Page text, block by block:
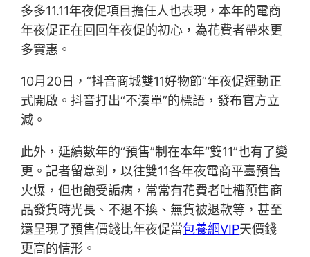
多多11.11年夜促項目擔任人也表現，本年的電商
年夜促正在回回年夜促的初心，為花費者帶來更
多實惠。
10月20日，“抖音商城雙11好物節”年夜促運動正
式開啟。抖音打出“不湊單”的標語，發布官方立
減。
此外，延續數年的“預售”制在本年“雙11”也有了變
更。記者留意到，以往雙11各年夜電商平臺預售
火爆，但也飽受詬病，常常有花費者吐槽預售商
品發貨時光長、不退不換、無貨被退款等，甚至
還呈現了預售價錢比年夜促當包養網VIP天價錢
更高的情形。